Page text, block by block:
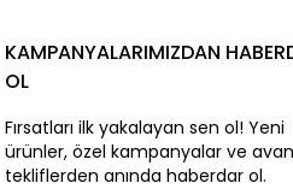
KAMPANYALARIMIZDAN
OL
Fırsatları ilk yakalayan sen ol! Yeni
ürünler, özel kampanyalar ve
tekliflerden anında haberdar ol.